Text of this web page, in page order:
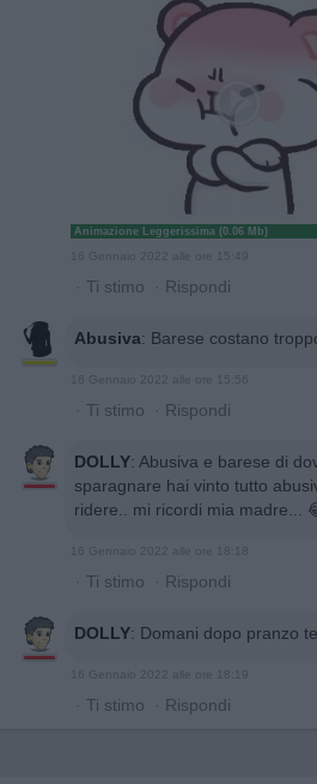
Animazione Leggerissima (0.06 Mb)
16 Gennaio 2022 alle ore 15:49
· Ti stimo · Rispondi
Abusiva: Barese costano
16 Gennaio 2022 alle ore 15:56
· Ti stimo · Rispondi
DOLLY: Abusiva e barese di
sparagnare hai vinto tutto
ridere.. mi ricordi mia madre...
16 Gennaio 2022 alle ore 18:18
· Ti stimo · Rispondi
DOLLY: Domani dopo pranzo
16 Gennaio 2022 alle ore 18:19
· Ti stimo · Rispondi